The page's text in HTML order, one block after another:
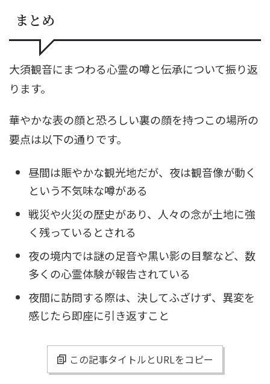
まとめ
大須観音にまつわる心霊の噂と伝承について振り返
ります。
華やかな表の顔と恐ろしい裏の顔を持つこの場所の
要点は以下の通りです。
昼間は賑やかな観光地だが、夜は観音像が動く
という不気味な噂がある
戦災や火災の歴史があり、人々の念が土地に強
く残っているとされる
夜の境内では謎の足音や黒い影の目撃など、数
多くの心霊体験が報告されている
夜間に訪問する際は、決してふざけず、異変を
感じたら即座に引き返すこと
この記事タイトルとURLをコピー